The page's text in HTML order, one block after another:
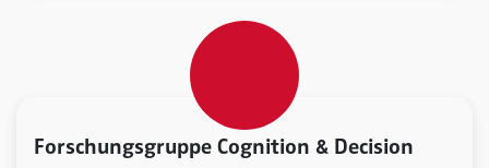
Forschungsgruppe Cognition & Decision